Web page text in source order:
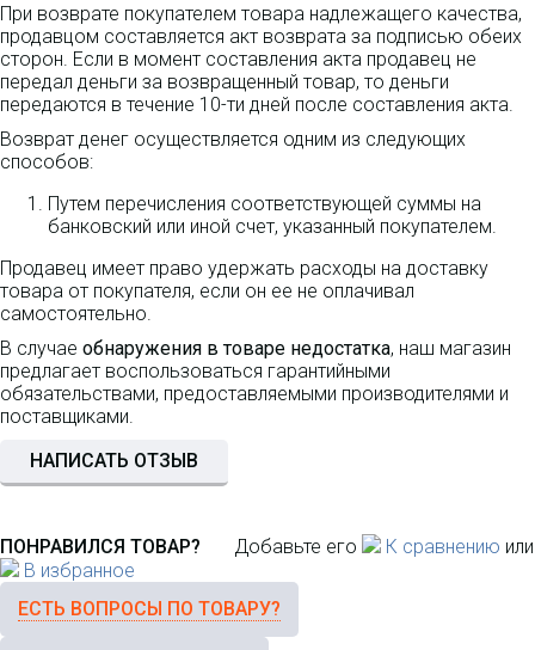
При возврате покупателем товара надлежащего качества,
продавцом составляется акт возврата за подписью обеих
сторон. Если в момент составления акта продавец не
передал деньги за возвращенный товар, то деньги
передаются в течение 10-ти дней после составления акта.
Возврат денег осуществляется одним из следующих
способов:
Путем перечисления соответствующей суммы на
банковский или иной счет, указанный покупателем.
Продавец имеет право удержать расходы на доставку
товара от покупателя, если он ее не оплачивал
самостоятельно.
В случае обнаружения в товаре недостатка, наш магазин
предлагает воспользоваться гарантийными
обязательствами, предоставляемыми производителями и
поставщиками.
НАПИСАТЬ ОТЗЫВ
ПОНРАВИЛСЯ ТОВАР? Добавьте его К сравнению или
В избранное
ЕСТЬ ВОПРОСЫ ПО ТОВАРУ?